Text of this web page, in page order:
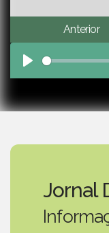
Anterior
Play
Jornal